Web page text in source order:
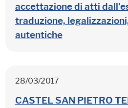
accettazione di atti
traduzione,
autentiche
28/03/2017
CASTEL SAN PIETRO